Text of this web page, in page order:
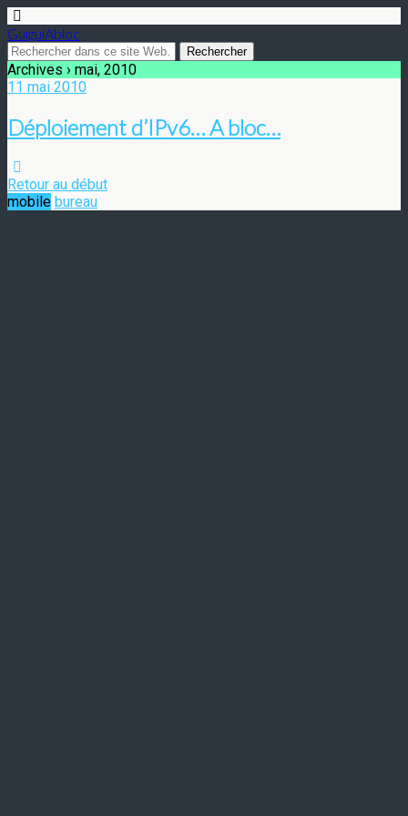
GuiguiAbloc
Archives › mai, 2010
11 mai 2010
Déploiement d’IPv6… A bloc…
Retour au début
mobile bureau